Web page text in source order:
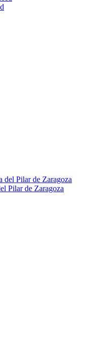
Pilar de Zaragoza